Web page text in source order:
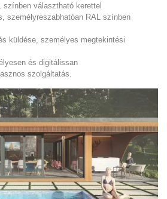
választható kerettel
személyreszabhatóan RAL színben
küldése, személyes megtekintési
és digitálissan
szolgáltatás.